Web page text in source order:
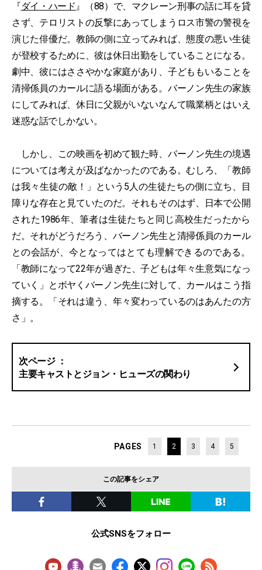
『ダイ・ハード』（88）で、マクレーン刑事の話に耳を貸
さず、テロリストの反撃にあってしまうロス市警の警視を
演じた俳優だ。教師の側に立ってみれば、態度の悪い生徒
が登校するために、彼は休日出勤をしていることになる。
劇中、彼にはささやかな家庭があり、子どももいることを
清掃係員のカールに語る場面がある。バーノン先生の家族
にしてみれば、休日に父親がいないなんて職業柄とはいえ
迷惑な話でしかない。
しかし、この映画を初めて観た時、バーノン先生の境遇
については考えが及ばなかったのである。むしろ、「教師
は我々生徒の敵！」という5人の生徒たちの側に立ち、目
障りな存在と見ていたのだ。それもそのはず、日本で公開
された1986年、筆者は生徒たちと同じ高校生だったから
だ。それがどうだろう、バーノン先生と清掃係員のカール
との会話が、今となってはとても理解できるのである。
「教師になって22年が過ぎた、子どもは年々生意気になっ
ていく」とボヤくバーノン先生に対して、カールはこう指
摘する。「それは違う、年々変わっているのはあんたの方
さ」。
主要キャストとジョン・ヒューズの関わり
PAGES 1 2 3 4 5
この記事をシェア
公式SNSをフォロー